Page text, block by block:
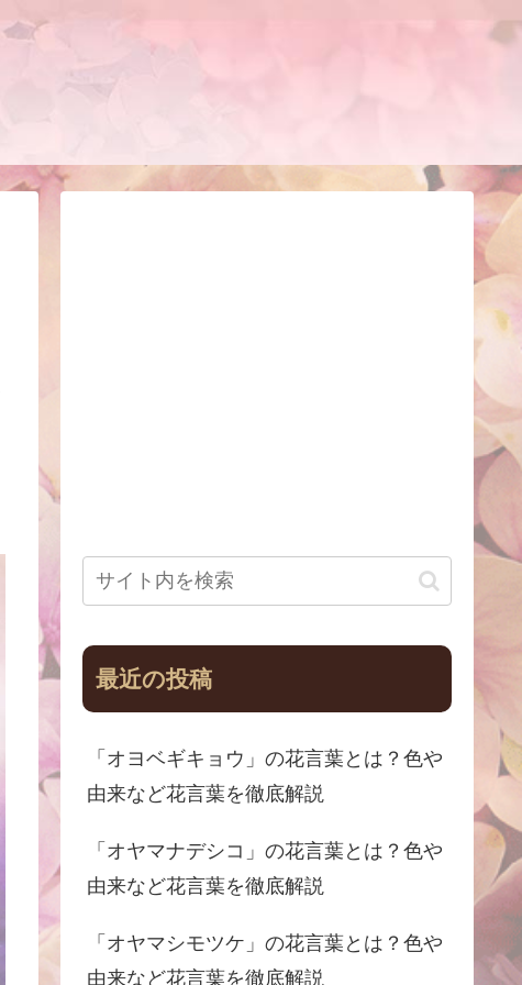
最近の投稿
「オヨベギキョウ」の花言葉とは？色や
由来など花言葉を徹底解説
「オヤマナデシコ」の花言葉とは？色や
由来など花言葉を徹底解説
「オヤマシモツケ」の花言葉とは？色や
由来など花言葉を徹底解説